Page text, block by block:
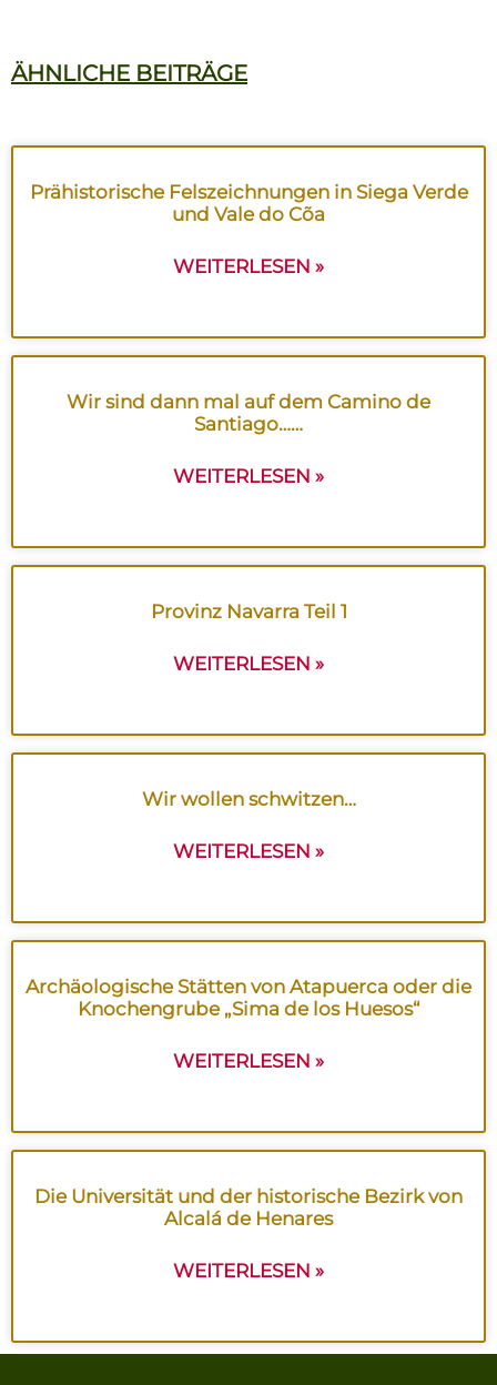
ÄHNLICHE BEITRÄGE
Prähistorische Felszeichnungen in Siega Verde
und Vale do Cõa
WEITERLESEN »
Wir sind dann mal auf dem Camino de
Santiago……
WEITERLESEN »
Provinz Navarra Teil 1
WEITERLESEN »
Wir wollen schwitzen…
WEITERLESEN »
Archäologische Stätten von Atapuerca oder die
Knochengrube „Sima de los Huesos“
WEITERLESEN »
Die Universität und der historische Bezirk von
Alcalá de Henares
WEITERLESEN »